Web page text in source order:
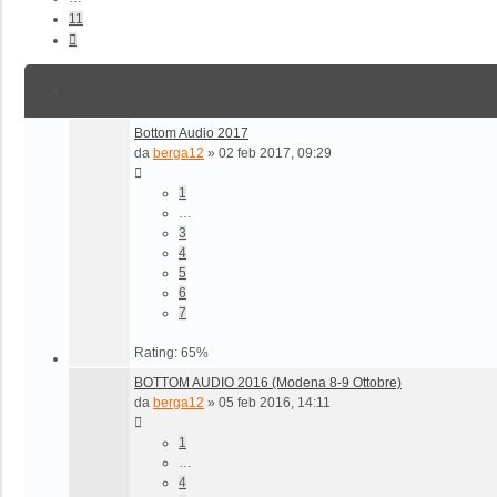
11
Bottom Audio 2017
da berga12 » 02 feb 2017, 09:29
1
…
3
4
5
6
7
Rating: 65%
BOTTOM AUDIO 2016 (Modena 8-9 Ottobre)
da berga12 » 05 feb 2016, 14:11
1
…
4